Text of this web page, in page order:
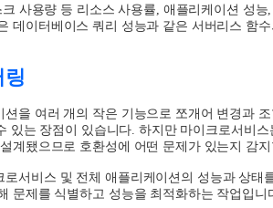
크 사용량 등 리소스 사용률 애플리케이션 성능
데이터베이스 쿼리 성능과 같은 서버리스 함
링
을 여러 개의 작은 기능으로 쪼개어 변경과
있는 장점이 있습니다 .하지만 마이크로서비
계됐으므로 호환성에 어떤 문제가 있는지 감
서비스 및 전체 애플리케이션의 성능과 상태
문제를 식별하고 성능을 최적화하는 작업입니